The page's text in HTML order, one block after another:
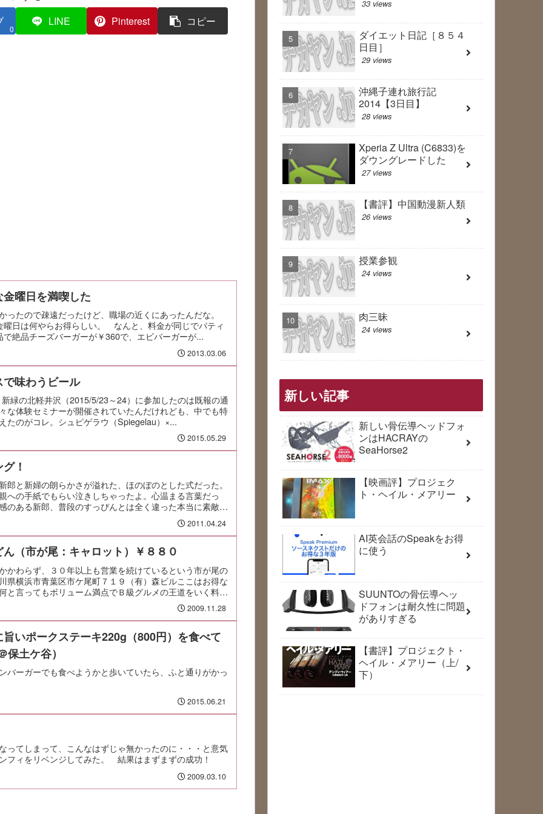
0
LINE Pinterest コピー
曜日を満喫した
ったので疎遠だったけど、職場の近くにあったんだな。
日は何やらお得らしい。 なんと、料金が同じでパティ
絶品チーズバーガーが￥360で、エビバーガーが...
2013.03.06
味わうビール
緑の北軽井沢（2015/5/23～24）に参加したのは既報の通
な体験セミナーが開催されていたんだけれども、中でも特
たのがコレ。シュピゲラウ（Spiegelau）×...
2015.05.29
！
郎と新婦の朗らかさが溢れた、ほのぼのとした式だった。
への手紙でもらい泣きしちゃったよ。心温まる言葉だっ
のある新郎、普段のすっぴんとは全く違った本当に素敵な
2011.04.24
（市が尾：キャロット）￥８８０
かわらず、３０年以上も営業を続けているという市が尾の
県横浜市青葉区市ケ尾町７１９（有）森ビルここはお得な
と言ってもボリューム満点でＢ級グルメの王道をいく料理
2009.11.28
いポークステーキ220g（800円）を食べて
土ケ谷）
バーガーでも食べようかと歩いていたら、ふと通りがかっ
2015.06.21
ってしまって、こんなはずじゃ無かったのに・・・と意気
フィをリベンジしてみた。 結果はまずまずの成功！
2009.03.10
33 views
ダイエット日記［８５４
日目］
29 views
沖縄子連れ旅行記
2014【3日目】
28 views
Xperia Z Ultra (C6833)を
ダウングレードした
27 views
【書評】中国動漫新人類
26 views
授業参観
24 views
肉三昧
24 views
新しい記事
新しい骨伝導ヘッドフォ
ンはHACRAYの
SeaHorse2
【映画評】プロジェク
ト・ヘイル・メアリー
AI英会話のSpeakをお得
に使う
SUUNTOの骨伝導ヘッ
ドフォンは耐久性に問題
がありすぎる
【書評】プロジェクト・
ヘイル・メアリー（上/
下）